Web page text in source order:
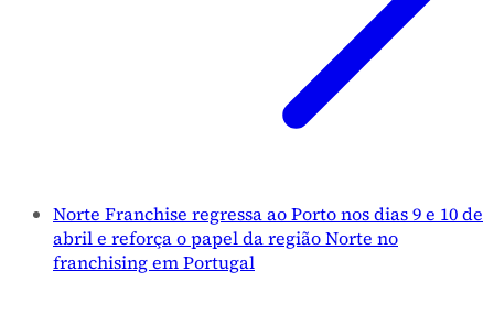
Norte Franchise regressa ao Porto nos dias 9 e 10 de
abril e reforça o papel da região Norte no
franchising em Portugal